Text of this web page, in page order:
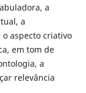
a
a
aspecto criativo
em tom de
a
relevância